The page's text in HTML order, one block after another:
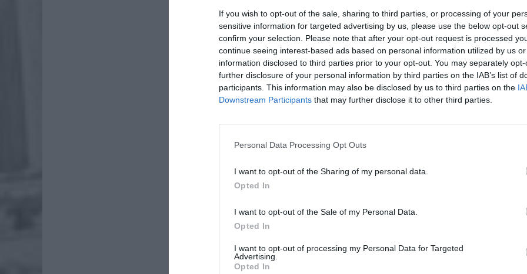
If you wish to opt-out of the sale, sharing to third parties, or processing of your
sensitive information for targeted advertising by us, please use the below opt-out
confirm your selection. Please note that after your opt-out request is processed
continue seeing interest-based ads based on personal information utilized by us
information disclosed to third parties prior to your opt-out. You may separately
further disclosure of your personal information by third parties on the IAB’s list of
participants. This information may also be disclosed by us to third parties on the
Downstream Participants that may further disclose it to other third parties.
Personal Data Processing Opt Outs
I want to opt-out of the Sharing of my personal data.
Opted In
I want to opt-out of the Sale of my Personal Data.
Opted In
I want to opt-out of processing my Personal Data for Targeted
Advertising.
Opted In